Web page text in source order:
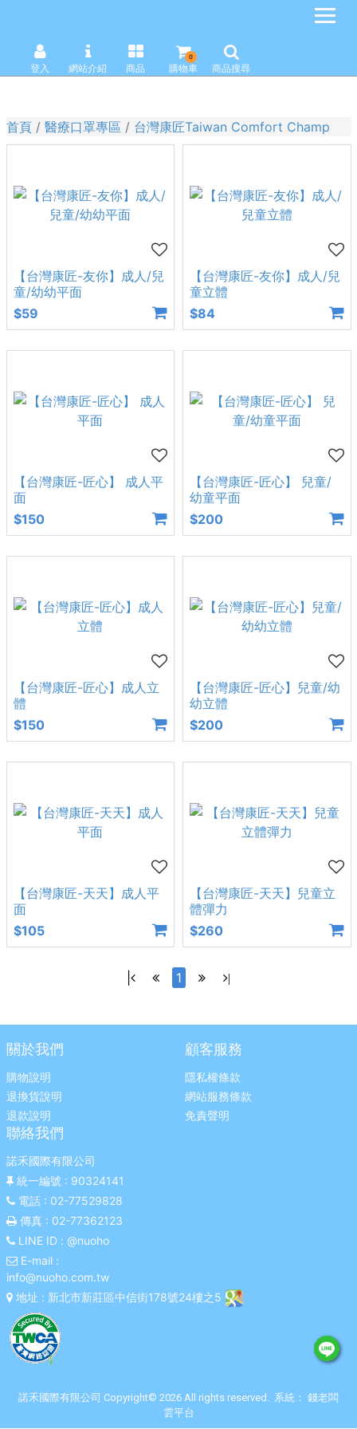
登入 網站介紹 商品 購物車
0
商品搜尋
首頁 醫療口罩專區 台灣康匠Taiwan Comfort Champ
【台灣康匠-友你】成人/兒
童/幼幼平面
$59
【台灣康匠-友你】成人/兒
童立體
$84
【台灣康匠-匠心】 成人平
面
$150
【台灣康匠-匠心】 兒童/
幼童平面
$200
【台灣康匠-匠心】成人立
體
$150
【台灣康匠-匠心】兒童/幼
幼立體
$200
【台灣康匠-天天】成人平
面
$105
【台灣康匠-天天】兒童立
體彈力
$260
1 |
關於我們
購物說明
退換貨說明
退款說明
顧客服務
隱私權條款
網站服務條款
免責聲明
聯絡我們
諾禾國際有限公司
統一編號 : 90324141
電話: 02-77529828
傳真: 02-77362123
LINE ID : @nuoho
E-mail:
info@nuoho.com.tw
地址 : 新北市新莊區中信街178號24樓之5
諾禾國際有限公司 Copyright© 2026 All rights reserved. 系統： 錢老闆
雲平台